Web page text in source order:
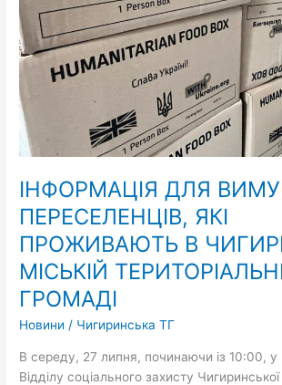
ІНФОРМАЦІЯ ДЛЯ
ПЕРЕСЕЛЕНЦІВ, ЯКІ
ПРОЖИВАЮТЬ В
МІСЬКІЙ
ГРОМАДІ
Новини / Чигиринська ТГ
В середу, 27 липня, починаючи із 10:00, у
Відділу соціального захисту
ЧИГИРИНСЬКІЙ
МІСЬКІЙ
ТЕРИТОРІАЛЬНІЙ
ГРОМАДІ